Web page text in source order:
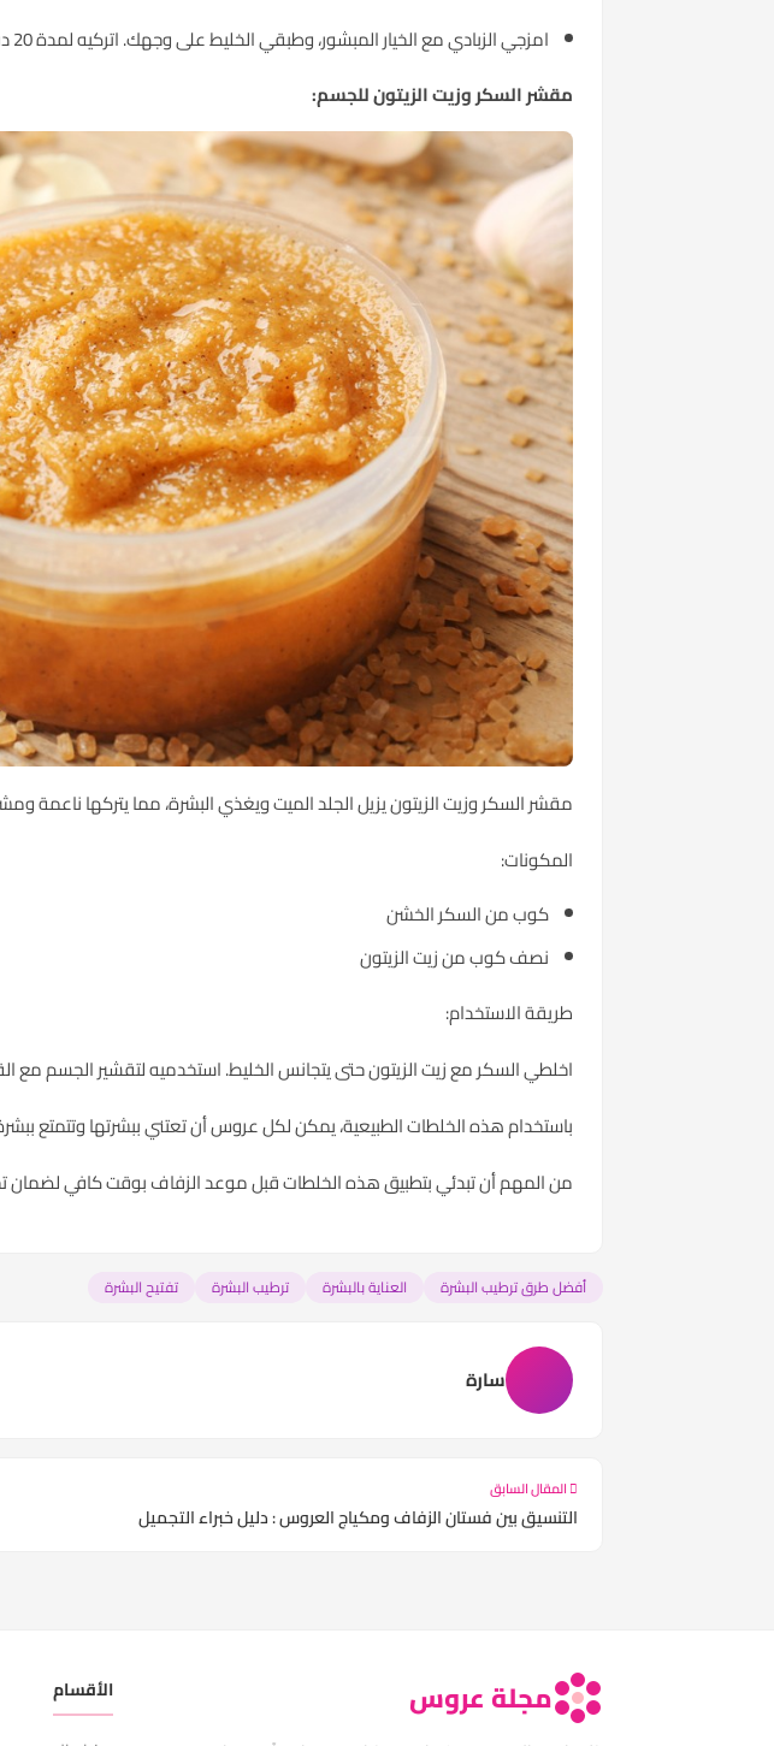
امزجي الزبادي مع الخيار المبشور، وطبقي الخليط على وجهك. اتركيه لمدة 20 دقيقة، ثم اغسليه بالماء البارد.
مقشر السكر وزيت الزيتون للجسم:
مقشر السكر وزيت الزيتون يزيل الجلد الميت ويغذي البشرة، مما يتركها ناعمة
المكونات:
كوب من السكر الخشن
نصف كوب من زيت الزيتون
طريقة الاستخدام:
اخلطي السكر مع زيت الزيتون حتى يتجانس الخليط. استخدميه لتقشير الجسم مع
باستخدام هذه الخلطات الطبيعية، يمكن لكل عروس أن تعتني ببشرتها وتتمتع
من المهم أن تبدئي بتطبيق هذه الخلطات قبل موعد الزفاف بوقت كافي لضمان
أفضل طرق ترطيب البشرة العناية بالبشرة ترطيب البشرة تفتيح البشرة
سارة
المقال السابق
التنسيق بين فستان الزفاف ومكياج العروس : دليل خبراء التجميل
مجلة عروس الأقسام